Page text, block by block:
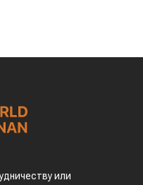
или